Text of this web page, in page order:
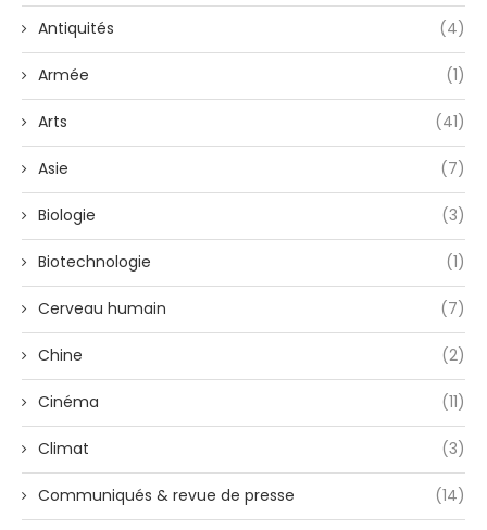
Antiquités (4)
Armée (1)
Arts (41)
Asie (7)
Biologie (3)
Biotechnologie (1)
Cerveau humain (7)
Chine (2)
Cinéma (11)
Climat (3)
Communiqués & revue de presse (14)